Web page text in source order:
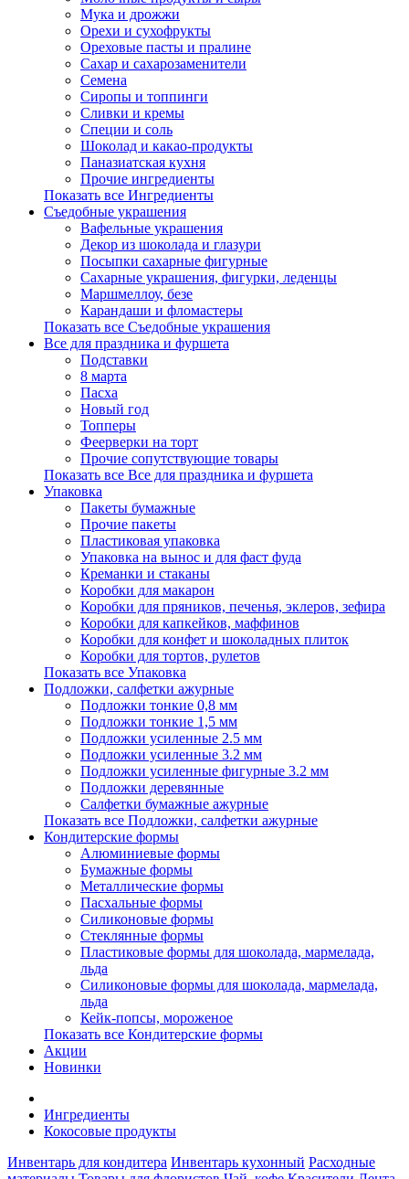
Мука и дрожжи
Орехи и сухофрукты
Ореховые пасты и пралине
Сахар и сахарозаменители
Семена
Сиропы и топпинги
Сливки и кремы
Специи и соль
Шоколад и какао-продукты
Паназиатская кухня
Прочие ингредиенты
Показать все Ингредиенты
Съедобные украшения
Вафельные украшения
Декор из шоколада и глазури
Посыпки сахарные фигурные
Сахарные украшения, фигурки, леденцы
Маршмеллоу, безе
Карандаши и фломастеры
Показать все Съедобные украшения
Все для праздника и фуршета
Подставки
8 марта
Пасха
Новый год
Топперы
Феерверки на торт
Прочие сопутствующие товары
Показать все Все для праздника и фуршета
Упаковка
Пакеты бумажные
Прочие пакеты
Пластиковая упаковка
Упаковка на вынос и для фаст фуда
Креманки и стаканы
Коробки для макарон
Коробки для пряников, печенья, эклеров, зефира
Коробки для капкейков, маффинов
Коробки для конфет и шоколадных плиток
Коробки для тортов, рулетов
Показать все Упаковка
Подложки, салфетки ажурные
Подложки тонкие 0,8 мм
Подложки тонкие 1,5 мм
Подложки усиленные 2.5 мм
Подложки усиленные 3.2 мм
Подложки усиленные фигурные 3.2 мм
Подложки деревянные
Салфетки бумажные ажурные
Показать все Подложки, салфетки ажурные
Кондитерские формы
Алюминиевые формы
Бумажные формы
Металлические формы
Пасхальные формы
Силиконовые формы
Стеклянные формы
Пластиковые формы для шоколада, мармелада,
льда
Силиконовые формы для шоколада, мармелада,
льда
Кейк-попсы, мороженое
Показать все Кондитерские формы
Акции
Новинки
Ингредиенты
Кокосовые продукты
Инвентарь для кондитера Инвентарь кухонный Расходные